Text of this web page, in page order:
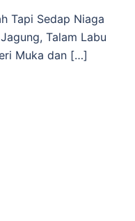
Tapi Sedap Niaga
Talam Labu
Muka dan […]